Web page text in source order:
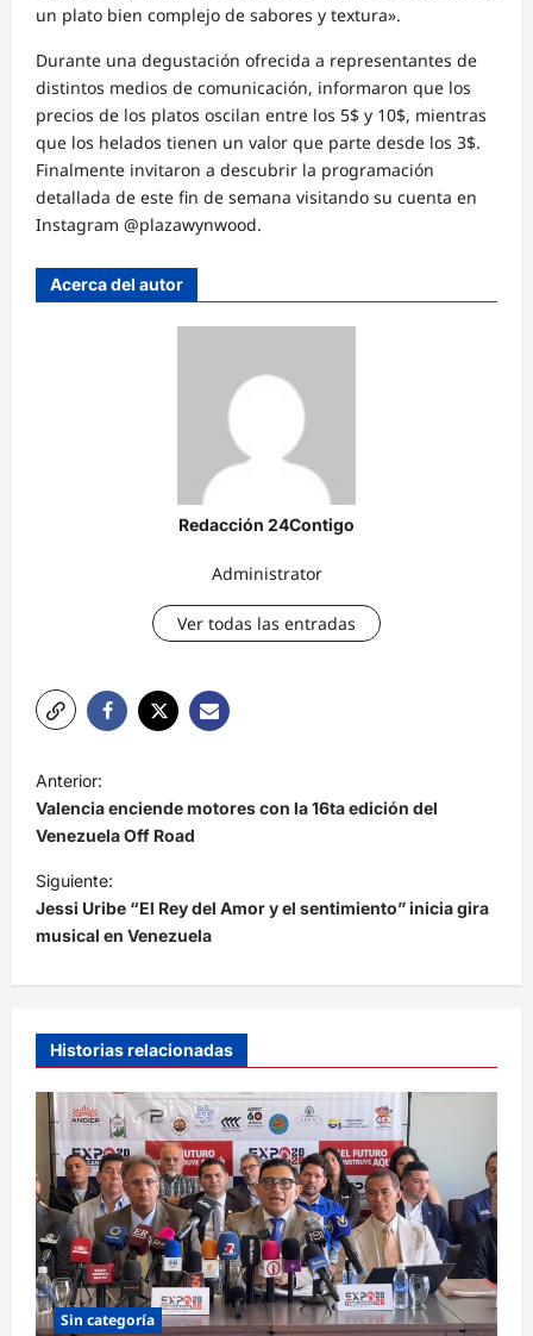
un plato bien complejo de sabores y textura».
Durante una degustación ofrecida a representantes de
distintos medios de comunicación, informaron que los
precios de los platos oscilan entre los 5$ y 10$, mientras
que los helados tienen un valor que parte desde los 3$.
Finalmente invitaron a descubrir la programación
detallada de este fin de semana visitando su cuenta en
Instagram @plazawynwood.
Acerca del autor
Redacción 24Contigo
Administrator
Ver todas las entradas
a
v
e
g
a
c
ó
n
d
e
e
n
t
r
Anterior:
Valencia enciende motores con la 16ta edición del
Venezuela Off Road
Siguiente:
Jessi Uribe “El Rey del Amor y el sentimiento” inicia gira
musical en Venezuela
Historias relacionadas
Sin categoría